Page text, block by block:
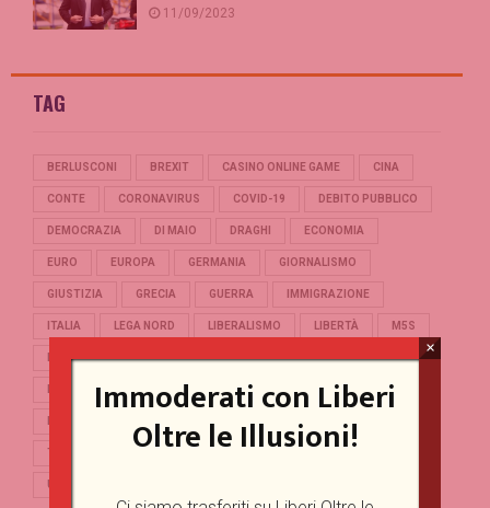
11/09/2023
TAG
BERLUSCONI BREXIT CASINO ONLINE GAME CINA
CONTE CORONAVIRUS COVID-19 DEBITO PUBBLICO
DEMOCRAZIA DI MAIO DRAGHI ECONOMIA
EURO EUROPA GERMANIA GIORNALISMO
GIUSTIZIA GRECIA GUERRA IMMIGRAZIONE
ITALIA LEGA NORD LIBERALISMO LIBERTÀ M5S
MERKEL OCCIDENTE PD POLITICA POPULISMO
REFERENDUM RENZI REPUBBLICA
SALVINI SCUOLA STORIA TERRORISMO
TRUMP
UNIONE EUROPEA
Immoderati con Liberi
Oltre le Illusioni!
×